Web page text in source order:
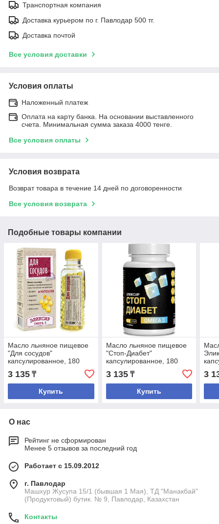
Транспортная компания
Доставка курьером по г. Павлодар 500 тг.
Доставка почтой
Все условия доставки
Условия оплаты
Наложенный платеж
Оплата на карту банка. На основании выставленного
счета. Минимальная сумма заказа 4000 тенге.
Все условия оплаты
Условия возврата
Возврат товара в течение 14 дней по договоренности
Все условия возврата
Подобные товары компании
Масло льняное пищевое
"Для сосудов"
капсулированное, 180
капс по 0,3 г/18 шт
3 135 ₸
Купить
Масло льняное пищевое
"Стоп-Диабет"
капсулированное, 180
капс по 0,3 г/18 шт
3 135₸
Купить
3
О нас
Рейтинг не сформирован
Менее 5 отзывов за последний год
Работает с 15.09.2012
г. Павлодар
Машхур Жусупа 15/1 (бывшая 1 Мая), ТД "Манакбай"
(Продуктовый) бутик. № 9, Павлодар, Казахстан
Контакты